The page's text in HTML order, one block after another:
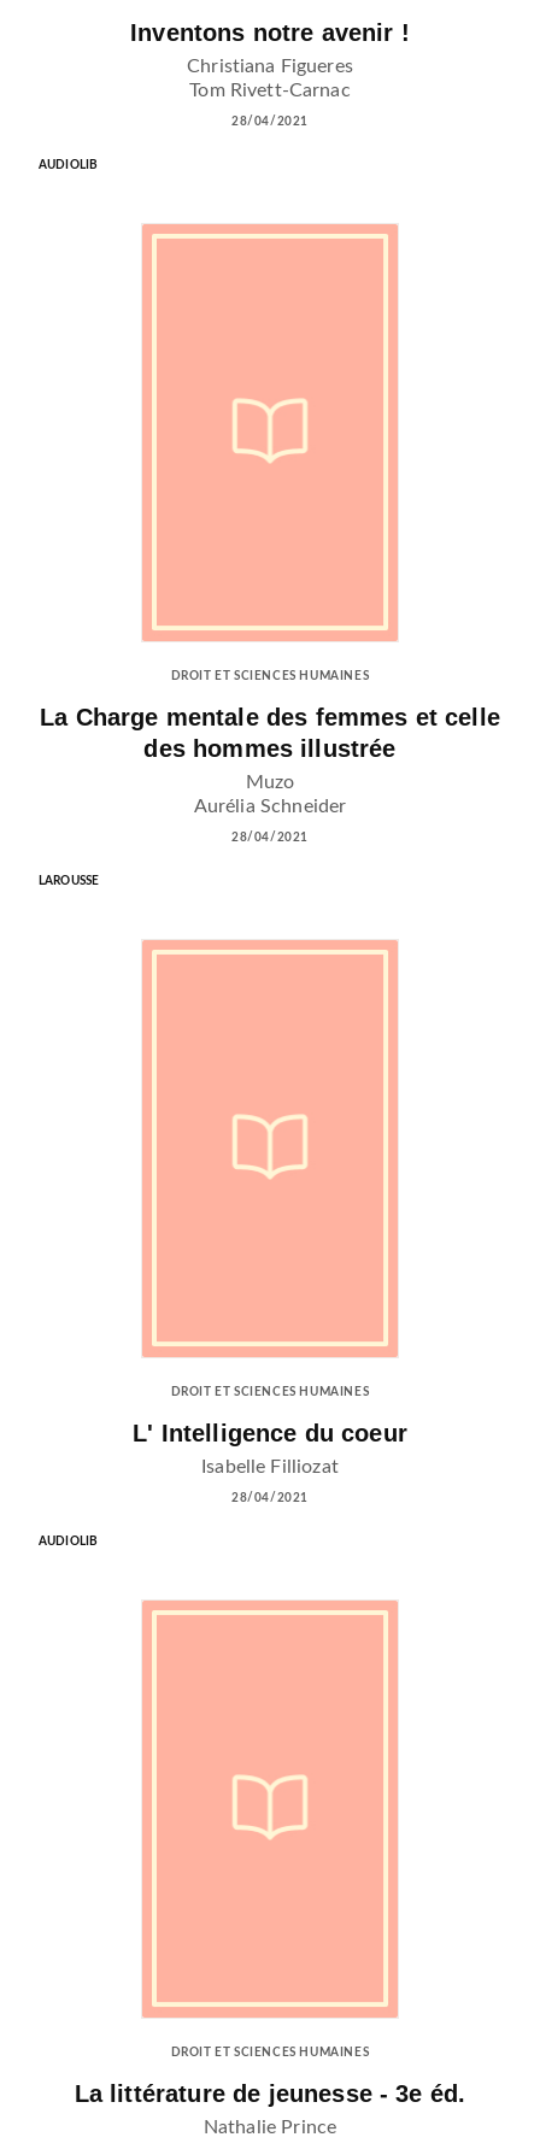
Inventons notre avenir !
Christiana Figueres
Tom Rivett-Carnac
28/04/2021
AUDIOLIB
DROIT ET SCIENCES HUMAINES
La Charge mentale des femmes et celle
des hommes illustrée
Muzo
Aurélia Schneider
28/04/2021
LAROUSSE
DROIT ET SCIENCES HUMAINES
L' Intelligence du coeur
Isabelle Filliozat
28/04/2021
AUDIOLIB
DROIT ET SCIENCES HUMAINES
La littérature de jeunesse - 3e éd.
Nathalie Prince